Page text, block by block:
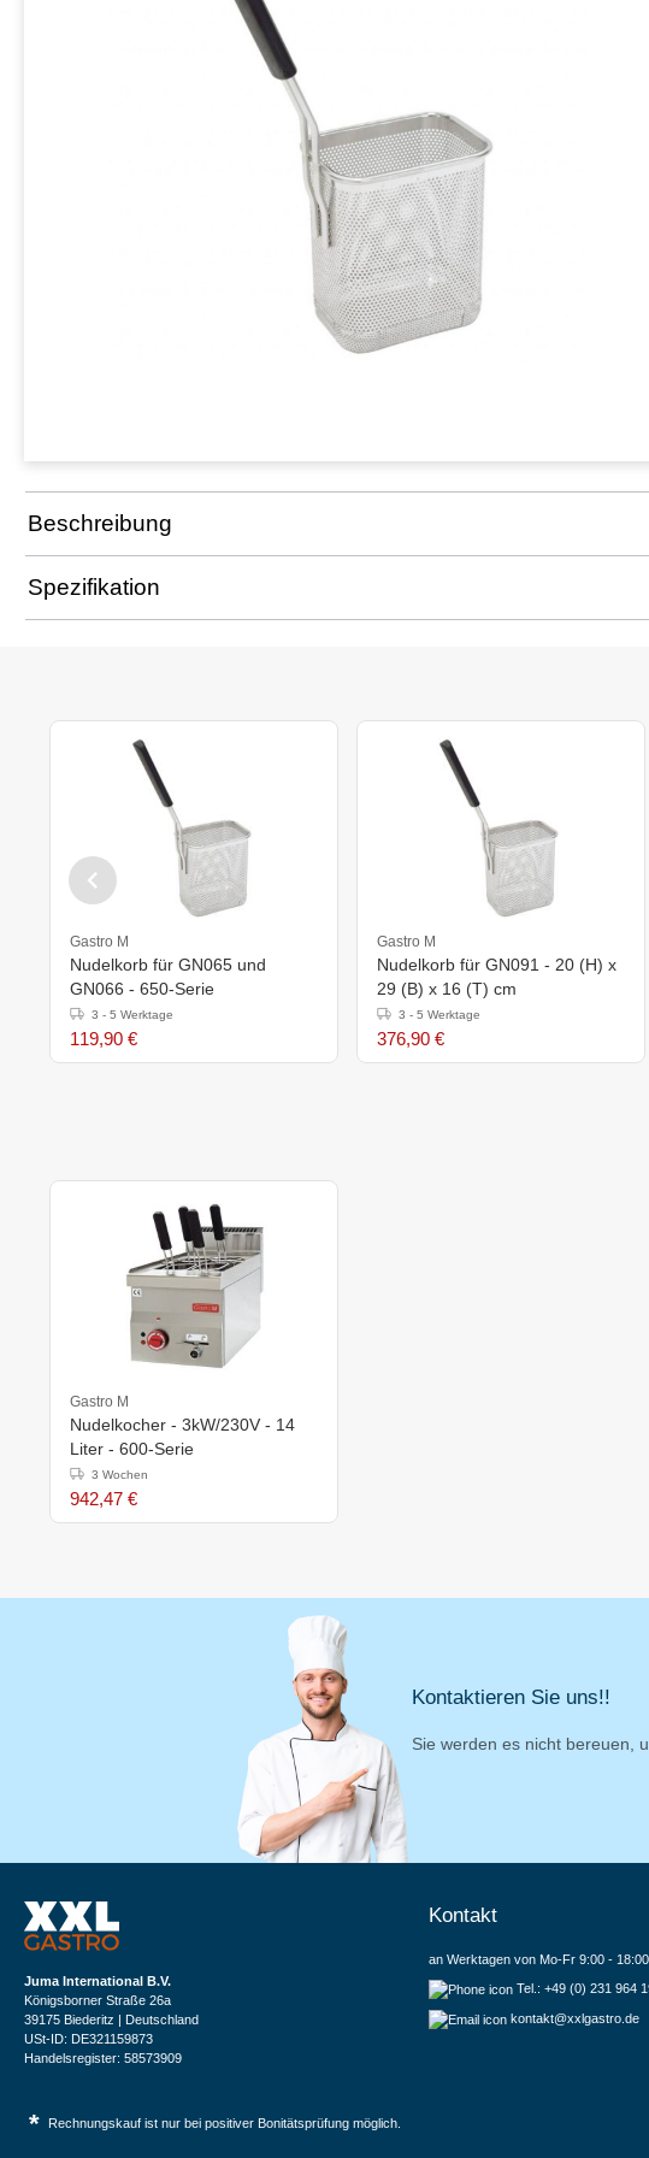
Beschreibung
Spezifikation
Gastro M
Nudelkorb für GN065 und
GN066 - 650-Serie
3 - 5 Werktage
119,90 €
Gastro M
Nudelkorb für GN091 - 20 (H) x
29 (B) x 16 (T) cm
3 - 5 Werktage
376,90 €
Gastro M
Nudelkocher - 3kW/230V - 14
Liter - 600-Serie
3 Wochen
942,47 €
Kontaktieren Sie uns!!
Sie werden es nicht bereuen,
Juma International B.V.
Königsborner Straße 26a
39175 Biederitz | Deutschland
USt-ID: DE321159873
Handelsregister: 58573909
Kontakt
an Werktagen von Mo-Fr 9:00 - 18:00
Tel.: +49 (0) 231 964
kontakt@xxlgastro.de
* Rechnungskauf ist nur bei positiver Bonitätsprüfung möglich.